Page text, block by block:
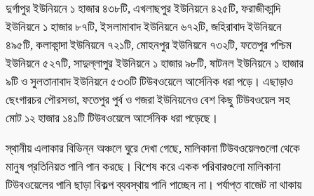
দুর্গাপুর ইউনিয়নে ১ হাজার ৪৩৮টি, এখলাছপুর ইউনিয়নে ৪২৫টি, ফরাজীকান্দি
ইউনিয়নে ১ হাজার ৮৭টি, ইসলামাবাদ ইউনিয়নে ৬৭২টি, জহিরাবাদ ইউনিয়নে
৪৯৫টি, কলাকান্দা ইউনিয়নে ৭২১টি, মোহনপুর ইউনিয়নে ৭৩২টি, ফতেপুর পশ্চিম
ইউনিয়নে ৫২৭টি, সাদুল্লাপুর ইউনিয়নে ১ হাজার ৯৮টি, ষাটনল ইউনিয়নে ১ হাজার
৯টি ও সুলতানাবাদ ইউনিয়নে ৫৩৩টি টিউবওয়েলে আর্সেনিক ধরা পড়ে। এছাড়াও
ছেংগারচর পৌরসভা, ফতেপুর পুর্ব ও গজরা ইউনিয়নেও বেশ কিছু টিউবওয়েল সহ
মোট ১২ হাজার ১৪১টি টিউবওয়েলে আর্সেনিক ধরা পড়েছে।
স্থানীয় এলাকার বিভিন্ন অঞ্চলে ঘুরে দেখা গেছে, মালিকানা টিউবওয়েলগুলো থেকে
মানুষ প্রতিনিয়ত পানি পান করছে। বিশেষ করে একক পরিবারগুলো মালিকানা
টিউবওয়েলের পানি ছাড়া বিকল্প ব্যবস্থায় পানি পাচ্ছেন না। পর্যাপ্ত বাজেট না থাকায়